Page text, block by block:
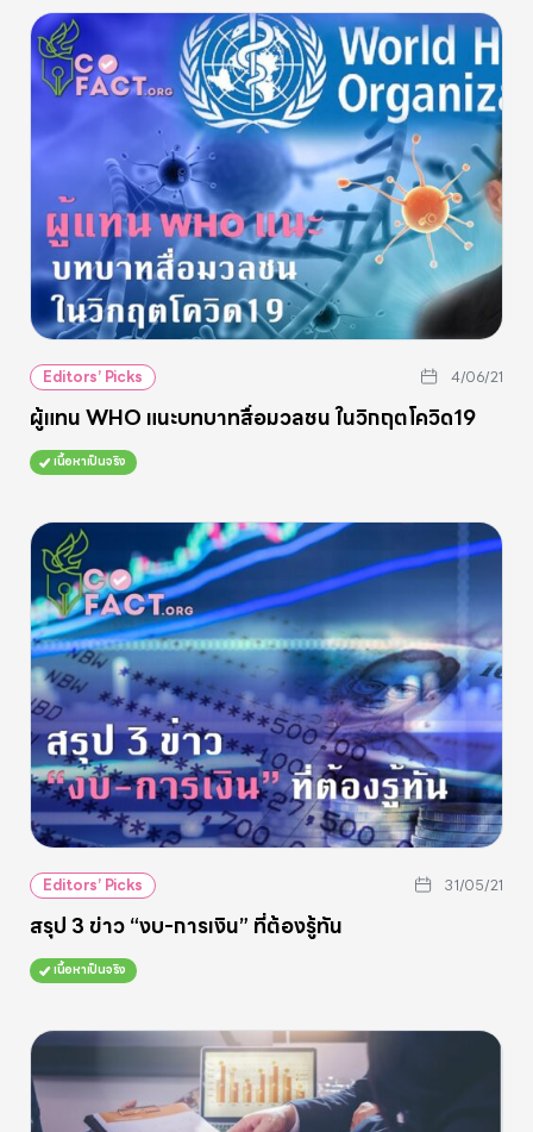
Editors’ Picks 4/06/21
ผู้แทน WHO แนะบทบาทสื่อมวลชน ในวิกฤตโควิด19
เนื้อหาเป็นจริง
Editors’ Picks 31/05/21
สรุป 3 ข่าว “งบ-การเงิน” ที่ต้องรู้ทัน
เนื้อหาเป็นจริง